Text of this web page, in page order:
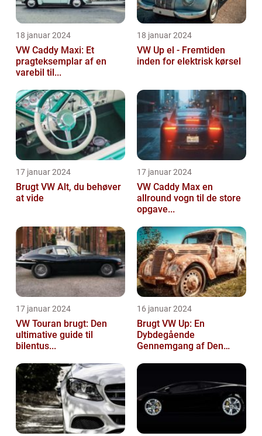
18 januar 2024
VW Caddy Maxi: Et
pragteksemplar af en
varebil til...
18 januar 2024
VW Up el - Fremtiden
inden for elektrisk kørsel
17 januar 2024
Brugt VW Alt, du behøver
at vide
17 januar 2024
VW Caddy Max en
allround vogn til de store
opgave...
17 januar 2024
VW Touran brugt: Den
ultimative guide til
bilentus...
16 januar 2024
Brugt VW Up: En
Dybdegående
Gennemgang af Den